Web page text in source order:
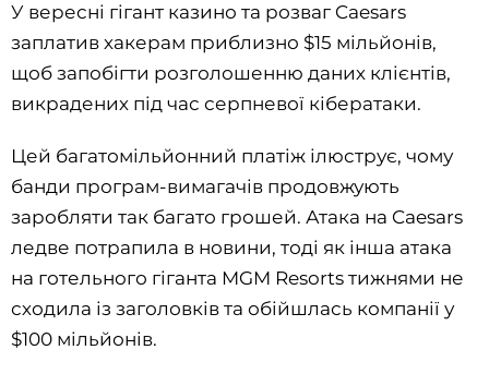
У вересні гігант казино та розваг Caesars
заплатив хакерам приблизно $15 мільйонів,
щоб запобігти розголошенню даних клієнтів,
викрадених під час серпневої кібератаки.
Цей багатомільйонний платіж ілюструє, чому
банди програм-вимагачів продовжують
заробляти так багато грошей. Атака на Caesars
ледве потрапила в новини, тоді як інша атака
на готельного гіганта MGM Resorts тижнями не
сходила із заголовків та обійшлась компанії у
$100 мільйонів.